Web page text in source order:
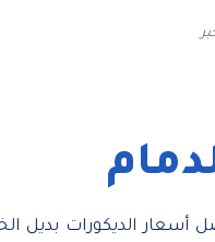
أسعار الديكورات بديل